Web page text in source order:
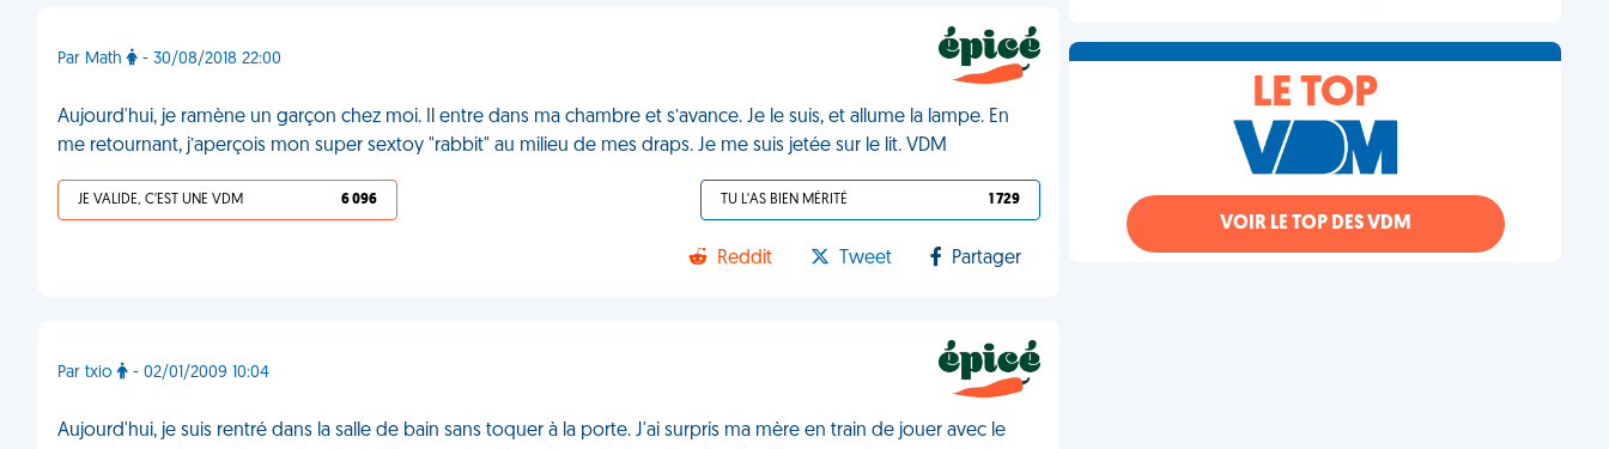
Par Math - 30/08/2018 22:00
Aujourd'hui, je ramène un garçon chez moi. Il entre dans ma chambre et s’avance. Je le suis, et allume la lampe. En
me retournant, j’aperçois mon super sextoy "rabbit" au milieu de mes draps. Je me suis jetée sur le lit. VDM
JE VALIDE, C'EST UNE VDM 6 096 TU L'AS BIEN MÉRITÉ 1 729
Reddit Tweet Partager
Par txio - 02/01/2009 10:04
Aujourd'hui, je suis rentré dans la salle de bain sans toquer à la porte. J'ai surpris ma mère en train de jouer avec le
LE TOP
VOIR LE TOP DES VDM